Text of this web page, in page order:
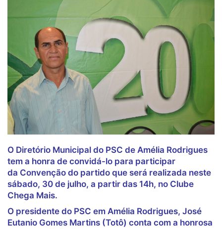
O Diretório Municipal do PSC de Amélia Rodrigues
tem a honra de convidá-lo para participar
da Convenção do partido que será realizada neste
sábado, 30 de julho, a partir das 14h, no Clube
Chega Mais.
O presidente do PSC em Amélia Rodrigues, José
Eutanio Gomes Martins (Totô) conta com a honrosa